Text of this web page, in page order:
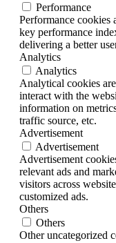
Performance
Performance cookies
key performance
delivering a better
Analytics
Analytics
Analytical cookies
interact with the
information on
traffic source, etc.
Advertisement
Advertisement
Advertisement
relevant ads and
visitors across
customized ads.
Others
Others
Other uncategorized